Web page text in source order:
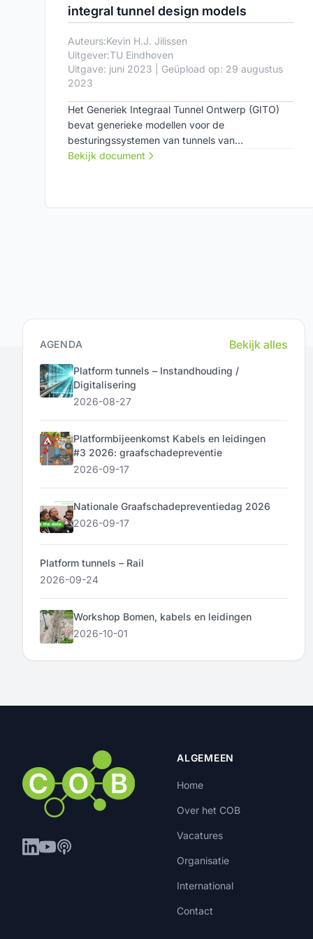
integral tunnel design models
Auteurs:Kevin H.J. Jilissen
Uitgever:TU Eindhoven
Uitgave: juni 2023 | Geüpload op: 29 augustus
2023
Het Generiek Integraal Tunnel Ontwerp (GITO)
bevat generieke modellen voor de
besturingssystemen van tunnels van
Rijkswaterstaat. Een formele verificatie van deze
Bekijk document
AGENDA Bekijk alles
Platform tunnels – Instandhouding /
Digitalisering
2026-08-27
Platformbijeenkomst Kabels en leidingen
#3 2026: graafschadepreventie
2026-09-17
Nationale Graafschadepreventiedag 2026
2026-09-17
Platform tunnels – Rail
2026-09-24
Workshop Bomen, kabels en leidingen
2026-10-01
ALGEMEEN
Home
Over het COB
Vacatures
Organisatie
International
Contact